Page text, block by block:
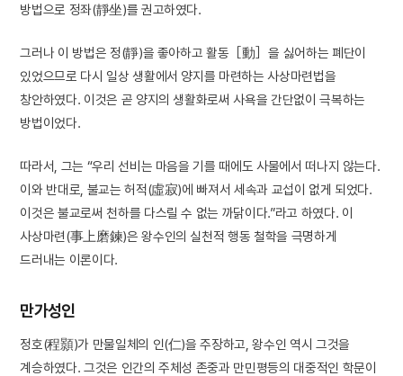
방법으로 정좌(靜坐)를 권고하였다.
그러나 이 방법은 정(靜)을 좋아하고 활동［動］을 싫어하는 폐단이
있었으므로 다시 일상 생활에서 양지를 마련하는 사상마련법을
창안하였다. 이것은 곧 양지의 생활화로써 사욕을 간단없이 극복하는
방법이었다.
따라서, 그는 “우리 선비는 마음을 기를 때에도 사물에서 떠나지 않는다.
이와 반대로, 불교는 허적(虛寂)에 빠져서 세속과 교섭이 없게 되었다.
이것은 불교로써 천하를 다스릴 수 없는 까닭이다.”라고 하였다. 이
사상마련(事上磨鍊)은 왕수인의 실천적 행동 철학을 극명하게
드러내는 이론이다.
만가성인
정호(程顥)가 만물일체의 인(仁)을 주장하고, 왕수인 역시 그것을
계승하였다. 그것은 인간의 주체성 존중과 만민평등의 대중적인 학문이